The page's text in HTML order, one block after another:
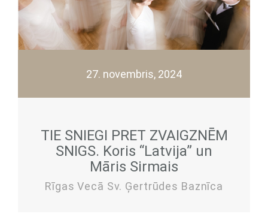
27. novembris, 2024
TIE SNIEGI PRET ZVAIGZNĒM
SNIGS. Koris “Latvija” un
Māris Sirmais
Rīgas Vecā Sv. Ģertrūdes Baznīca